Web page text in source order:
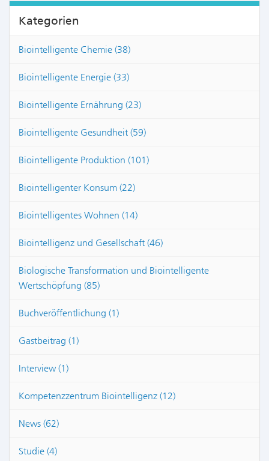
Kategorien
Biointelligente Chemie (38)
Biointelligente Energie (33)
Biointelligente Ernährung (23)
Biointelligente Gesundheit (59)
Biointelligente Produktion (101)
Biointelligenter Konsum (22)
Biointelligentes Wohnen (14)
Biointelligenz und Gesellschaft (46)
Biologische Transformation und Biointelligente
Wertschöpfung (85)
Buchveröffentlichung (1)
Gastbeitrag (1)
Interview (1)
Kompetenzzentrum Biointelligenz (12)
News (62)
Studie (4)